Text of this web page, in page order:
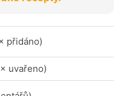
přidáno)
uvařeno)